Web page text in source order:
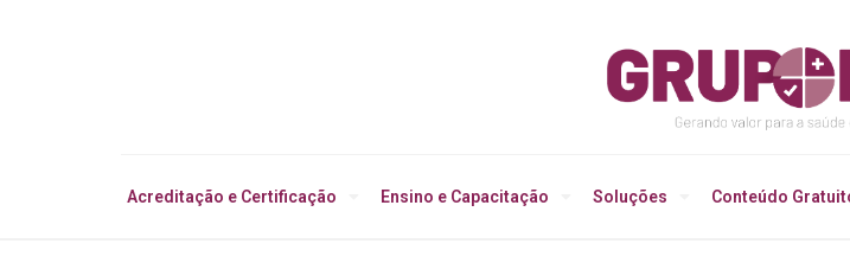
Acreditação e Certificação Ensino e Capacitação Soluções Conteúdo